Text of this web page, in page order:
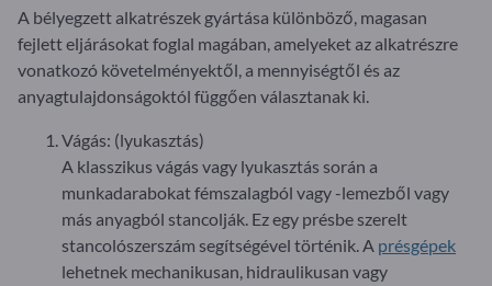
A bélyegzett alkatrészek gyártása különböző, magasan
fejlett eljárásokat foglal magában, amelyeket az alkatrészre
vonatkozó követelményektől, a mennyiségtől és az
anyagtulajdonságoktól függően választanak ki.
Vágás: (lyukasztás)
A klasszikus vágás vagy lyukasztás során a
munkadarabokat fémszalagból vagy -lemezből vagy
más anyagból stancolják. Ez egy présbe szerelt
stancolószerszám segítségével történik. A présgépek
lehetnek mechanikusan, hidraulikusan vagy